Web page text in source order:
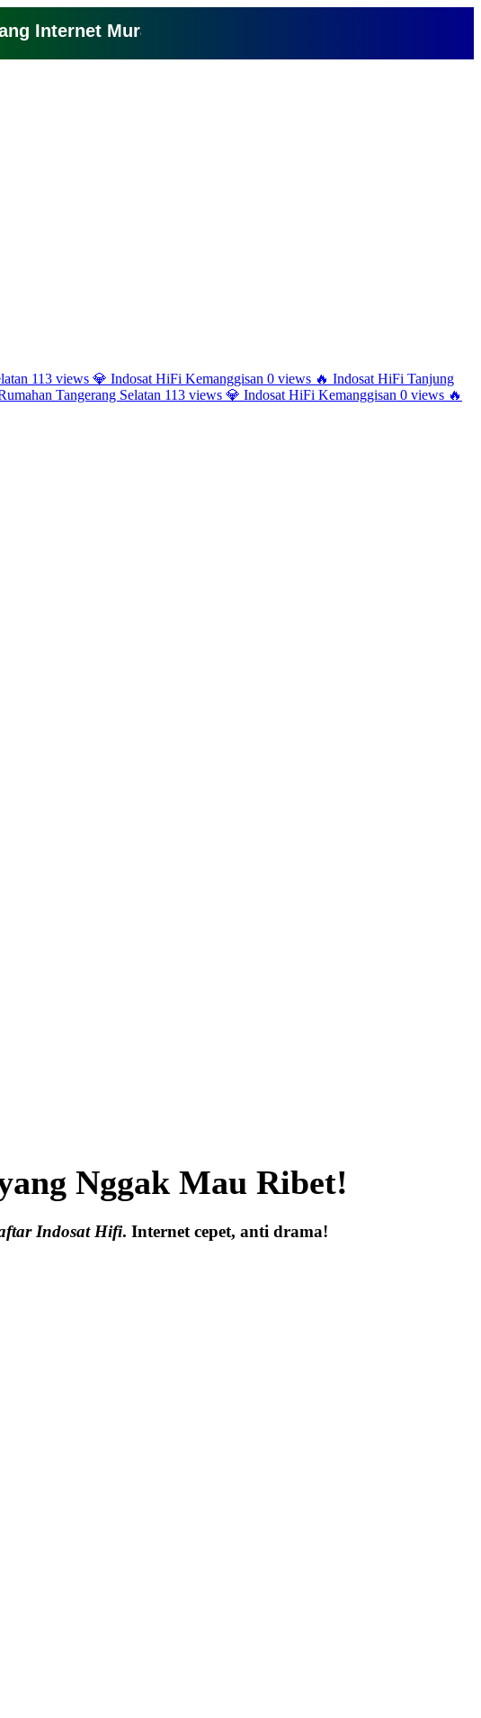
Murah Cuma 150 Ribu Perbulan Klik Disini
113 views 💎 Indosat HiFi Kemanggisan 0 views 🔥 Indosat HiFi Tanjung
Tangerang Selatan 113 views 💎 Indosat HiFi Kemanggisan 0 views 🔥
Nggak Mau Ribet!
Indosat Hifi. Internet cepet, anti drama!